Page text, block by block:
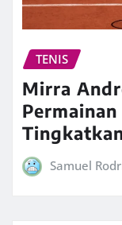
TENIS
Mirra
Samuel